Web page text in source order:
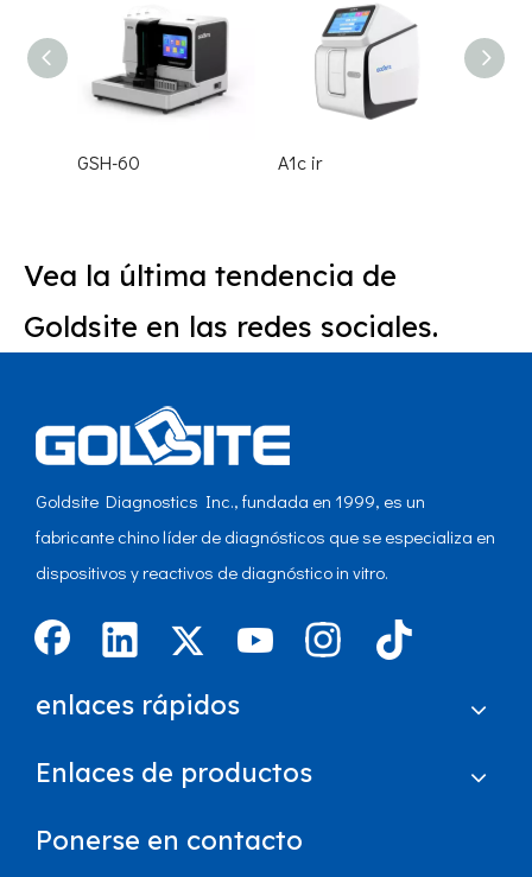
GSH-60 A1c ir
Vea la última tendencia de
Goldsite en las redes sociales.
Goldsite Diagnostics Inc., fundada en 1999, es un
fabricante chino líder de diagnósticos que se especializa en
dispositivos y reactivos de diagnóstico in vitro.
enlaces rápidos
Enlaces de productos
Ponerse en contacto